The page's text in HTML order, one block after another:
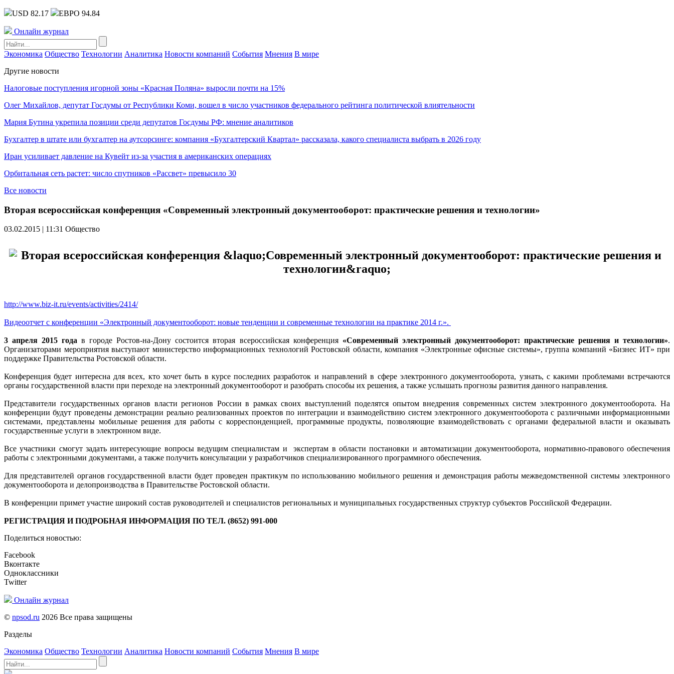
USD 82.17 ЕВРО 94.84
Онлайн журнал
Экономика Общество Технологии Аналитика Новости компаний События Мнения В мире
Другие новости
Налоговые поступления игорной зоны «Красная Поляна» выросли почти на 15%
Олег Михайлов, депутат Госдумы от Республики Коми, вошел в число участников федерального рейтинга политической влиятельности
Мария Бутина укрепила позиции среди депутатов Госдумы РФ: мнение аналитиков
Бухгалтер в штате или бухгалтер на аутсорсинге: компания «Бухгалтерский Квартал» рассказала, какого специалиста выбрать в 2026 году
Иран усиливает давление на Кувейт из-за участия в американских операциях
Орбитальная сеть растет: число спутников «Рассвет» превысило 30
Все новости
Вторая всероссийская конференция «Современный электронный документооборот: практические решения и технологии»
03.02.2015 | 11:31 Общество
http://www.biz-it.ru/events/activities/2414/
Видеоотчет с конференции «Электронный документооборот: новые тенденции и современные технологии на практике 2014 г.».
3 апреля 2015 года в городе Ростов-на-Дону состоится вторая всероссийская конференция «Современный электронный документооборот: практические решения и технологии».
Организаторами мероприятия выступают министерство информационных технологий Ростовской области, компания «Электронные офисные системы», группа компаний «Бизнес ИТ» при
поддержке Правительства Ростовской области.
Конференция будет интересна для всех, кто хочет быть в курсе последних разработок и направлений в сфере электронного документооборота, узнать, с какими проблемами встречаются
органы государственной власти при переходе на электронный документооборот и разобрать способы их решения, а также услышать прогнозы развития данного направления.
Представители государственных органов власти регионов России в рамках своих выступлений поделятся опытом внедрения современных систем электронного документооборота. На
конференции будут проведены демонстрации реально реализованных проектов по интеграции и взаимодействию систем электронного документооборота с различными информационными
системами, представлены мобильные решения для работы с корреспонденцией, программные продукты, позволяющие взаимодействовать с органами федеральной власти и оказывать
государственные услуги в электронном виде.
Все участники смогут задать интересующие вопросы ведущим специалистам и экспертам в области постановки и автоматизации документооборота, нормативно-правового обеспечения
работы с электронными документами, а также получить консультации у разработчиков специализированного программного обеспечения.
Для представителей органов государственной власти будет проведен практикум по использованию мобильного решения и демонстрация работы межведомственной системы электронного
документооборота и делопроизводства в Правительстве Ростовской области.
В конференции примет участие широкий состав руководителей и специалистов региональных и муниципальных государственных структур субъектов Российской Федерации.
РЕГИСТРАЦИЯ И ПОДРОБНАЯ ИНФОРМАЦИЯ ПО ТЕЛ. (8652) 991-000
Поделиться новостью:
Facebook
Вконтакте
Одноклассники
Twitter
Онлайн журнал
© npsod.ru 2026 Все права защищены
Разделы
Экономика Общество Технологии Аналитика Новости компаний События Мнения В мире